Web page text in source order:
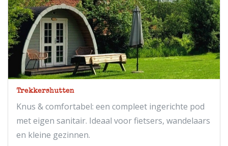
Trekkershutten
Knus & comfortabel: een compleet ingerichte pod
met eigen sanitair. Ideaal voor fietsers, wandelaars
en kleine gezinnen.